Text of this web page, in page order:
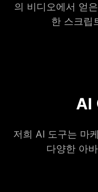
의 비디오에서 얻
한 스크립
AI
저희 AI 도구는 마
다양한 아